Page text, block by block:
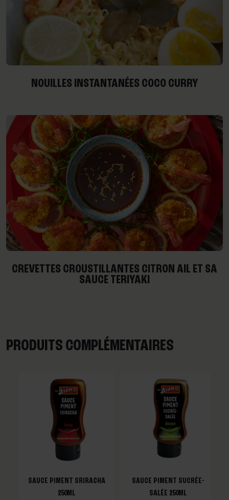
NOUILLES INSTANTANÉES COCO CURRY
CREVETTES CROUSTILLANTES CITRON AIL ET SA
SAUCE TERIYAKI
PRODUITS COMPLÉMENTAIRES
SAUCE PIMENT SRIRACHA
250ML
SAUCE PIMENT SUCRÉE-
SALÉE 250ML